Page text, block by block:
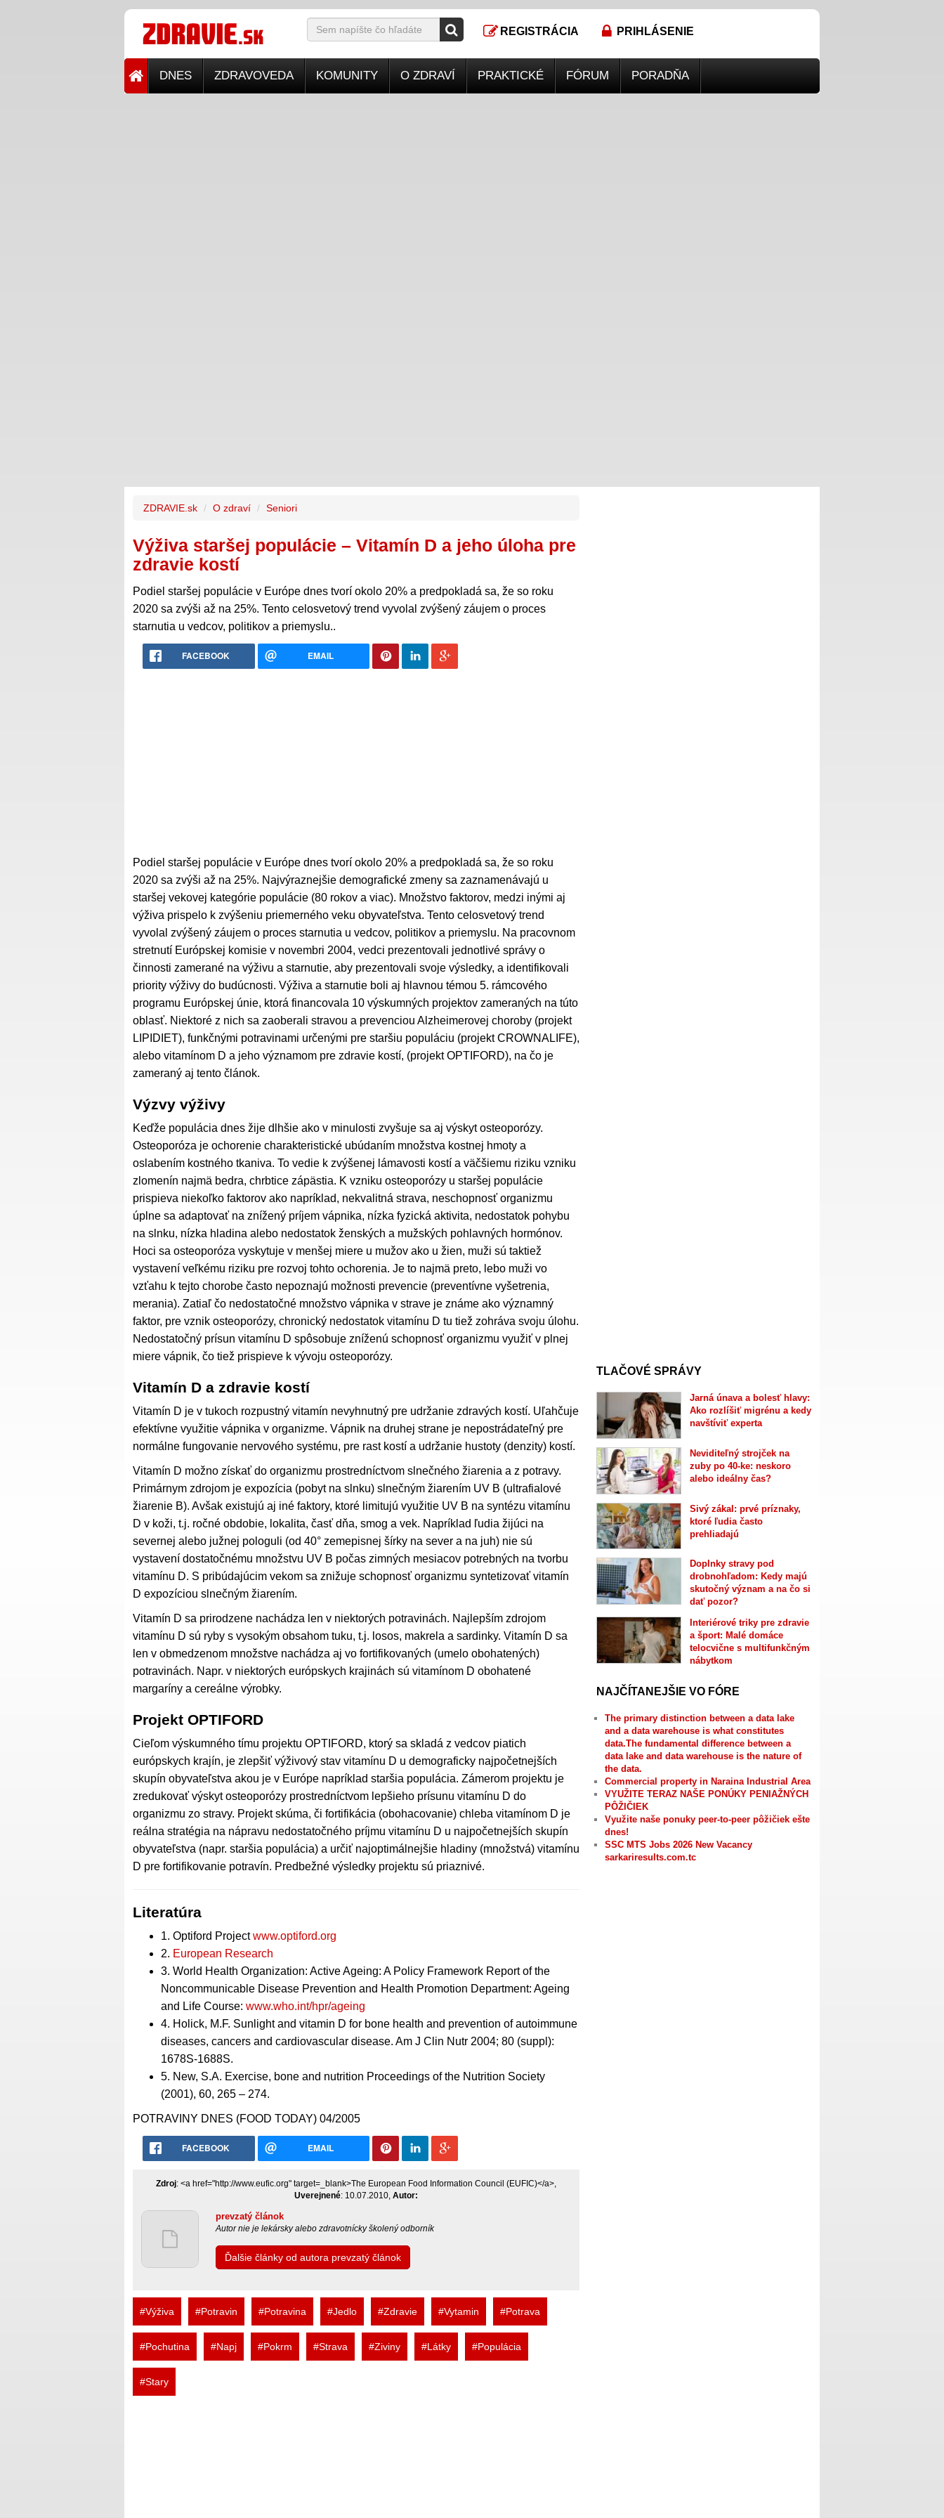
REGISTRÁCIA PRIHLÁSENIE
DNES ZDRAVOVEDA KOMUNITY O ZDRAVÍ PRAKTICKÉ FÓRUM PORADŇA
ZDRAVIE.sk O zdraví Seniori
Výživa staršej populácie – Vitamín D a jeho úloha pre
zdravie kostí
Podiel staršej populácie v Európe dnes tvorí okolo 20% a predpokladá sa, že so roku
2020 sa zvýši až na 25%. Tento celosvetový trend vyvolal zvýšený záujem o proces
starnutia u vedcov, politikov a priemyslu..
FACEBOOK EMAIL
Podiel staršej populácie v Európe dnes tvorí okolo 20% a predpokladá sa, že so roku
2020 sa zvýši až na 25%. Najvýraznejšie demografické zmeny sa zaznamenávajú u
staršej vekovej kategórie populácie (80 rokov a viac). Množstvo faktorov, medzi inými aj
výživa prispelo k zvýšeniu priemerného veku obyvateľstva. Tento celosvetový trend
vyvolal zvýšený záujem o proces starnutia u vedcov, politikov a priemyslu. Na pracovnom
stretnutí Európskej komisie v novembri 2004, vedci prezentovali jednotlivé správy o
činnosti zamerané na výživu a starnutie, aby prezentovali svoje výsledky, a identifikovali
priority výživy do budúcnosti. Výživa a starnutie boli aj hlavnou témou 5. rámcového
programu Európskej únie, ktorá financovala 10 výskumných projektov zameraných na túto
oblasť. Niektoré z nich sa zaoberali stravou a prevenciou Alzheimerovej choroby (projekt
LIPIDIET), funkčnými potravinami určenými pre staršiu populáciu (projekt CROWNALIFE),
alebo vitamínom D a jeho významom pre zdravie kostí, (projekt OPTIFORD), na čo je
zameraný aj tento článok.
Výzvy výživy
Keďže populácia dnes žije dlhšie ako v minulosti zvyšuje sa aj výskyt osteoporózy.
Osteoporóza je ochorenie charakteristické ubúdaním množstva kostnej hmoty a
oslabením kostného tkaniva. To vedie k zvýšenej lámavosti kostí a väčšiemu riziku vzniku
zlomenín najmä bedra, chrbtice zápästia. K vzniku osteoporózy u staršej populácie
prispieva niekoľko faktorov ako napríklad, nekvalitná strava, neschopnosť organizmu
úplne sa adaptovať na znížený príjem vápnika, nízka fyzická aktivita, nedostatok pohybu
na slnku, nízka hladina alebo nedostatok ženských a mužských pohlavných hormónov.
Hoci sa osteoporóza vyskytuje v menšej miere u mužov ako u žien, muži sú taktiež
vystavení veľkému riziku pre rozvoj tohto ochorenia. Je to najmä preto, lebo muži vo
vzťahu k tejto chorobe často nepoznajú možnosti prevencie (preventívne vyšetrenia,
merania). Zatiaľ čo nedostatočné množstvo vápnika v strave je známe ako významný
faktor, pre vznik osteoporózy, chronický nedostatok vitamínu D tu tiež zohráva svoju úlohu.
Nedostatočný prísun vitamínu D spôsobuje zníženú schopnosť organizmu využiť v plnej
miere vápnik, čo tiež prispieve k vývoju osteoporózy.
Vitamín D a zdravie kostí
Vitamín D je v tukoch rozpustný vitamín nevyhnutný pre udržanie zdravých kostí. Uľahčuje
efektívne využitie vápnika v organizme. Vápnik na druhej strane je nepostrádateľný pre
normálne fungovanie nervového systému, pre rast kostí a udržanie hustoty (denzity) kostí.
Vitamín D možno získať do organizmu prostredníctvom slnečného žiarenia a z potravy.
Primárnym zdrojom je expozícia (pobyt na slnku) slnečným žiarením UV B (ultrafialové
žiarenie B). Avšak existujú aj iné faktory, ktoré limitujú využitie UV B na syntézu vitamínu
D v koži, t.j. ročné obdobie, lokalita, časť dňa, smog a vek. Napríklad ľudia žijúci na
severnej alebo južnej pologuli (od 40° zemepisnej šírky na sever a na juh) nie sú
vystavení dostatočnému množstvu UV B počas zimných mesiacov potrebných na tvorbu
vitamínu D. S pribúdajúcim vekom sa znižuje schopnosť organizmu syntetizovať vitamín
D expozíciou slnečným žiarením.
Vitamín D sa prirodzene nachádza len v niektorých potravinách. Najlepším zdrojom
vitamínu D sú ryby s vysokým obsahom tuku, t.j. losos, makrela a sardinky. Vitamín D sa
len v obmedzenom množstve nachádza aj vo fortifikovaných (umelo obohatených)
potravinách. Napr. v niektorých európskych krajinách sú vitamínom D obohatené
margaríny a cereálne výrobky.
Projekt OPTIFORD
Cieľom výskumného tímu projektu OPTIFORD, ktorý sa skladá z vedcov piatich
európskych krajín, je zlepšiť výživový stav vitamínu D u demograficky najpočetnejších
skupín obyvateľstva akou je v Európe napríklad staršia populácia. Zámerom projektu je
zredukovať výskyt osteoporózy prostredníctvom lepšieho prísunu vitamínu D do
organizmu zo stravy. Projekt skúma, či fortifikácia (obohacovanie) chleba vitamínom D je
reálna stratégia na nápravu nedostatočného príjmu vitamínu D u najpočetnejších skupín
obyvateľstva (napr. staršia populácia) a určiť najoptimálnejšie hladiny (množstvá) vitamínu
D pre fortifikovanie potravín. Predbežné výsledky projektu sú priaznivé.
Literatúra
1. Optiford Projectwww.optiford.org
2. European Research
3. World Health Organization: Active Ageing: A Policy Framework Report of the
Noncommunicable Disease Prevention and Health Promotion Department: Ageing
and Life Course: www.who.int/hpr/ageing
4. Holick, M.F. Sunlight and vitamin D for bone health and prevention of autoimmune
diseases, cancers and cardiovascular disease. Am J Clin Nutr 2004; 80 (suppl):
1678S-1688S.
5. New, S.A. Exercise, bone and nutrition Proceedings of the Nutrition Society
(2001), 60, 265 – 274.
POTRAVINY DNES (FOOD TODAY) 04/2005
FACEBOOK EMAIL
Zdroj: <a href="http://www.eufic.org" target=_blank>The European Food Information Council (EUFIC)</a>,
Uverejnené: 10.07.2010, Autor:
prevzatý článok
Autor nie je lekársky alebo zdravotnícky školený odborník
Ďalšie články od autora prevzatý článok
#Výživa #Potravin #Potravina #Jedlo #Zdravie #Vytamin #Potrava
#Pochutina #Napj #Pokrm #Strava #Ziviny #Látky #Populácia
#Stary
TLAČOVÉ SPRÁVY
Jarná únava a bolesť hlavy:
Ako rozlíšiť migrénu a kedy
navštíviť experta
Neviditeľný strojček na
zuby po 40-ke: neskoro
alebo ideálny čas?
Sivý zákal: prvé príznaky,
ktoré ľudia často
prehliadajú
Doplnky stravy pod
drobnohľadom: Kedy majú
skutočný význam a na čo si
dať pozor?
Interiérové triky pre zdravie
a šport: Malé domáce
telocvične s multifunkčným
nábytkom
NAJČÍTANEJŠIE VO FÓRE
The primary distinction between a data lake
and a data warehouse is what constitutes
data.The fundamental difference between a
data lake and data warehouse is the nature of
the data.
Commercial property in Naraina Industrial Area
VYUŽITE TERAZ NAŠE PONÚKY PENIAŽNÝCH
PÔŽIČIEK
Využite naše ponuky peer-to-peer pôžičiek ešte
dnes!
SSC MTS Jobs 2026 New Vacancy
sarkariresults.com.tc